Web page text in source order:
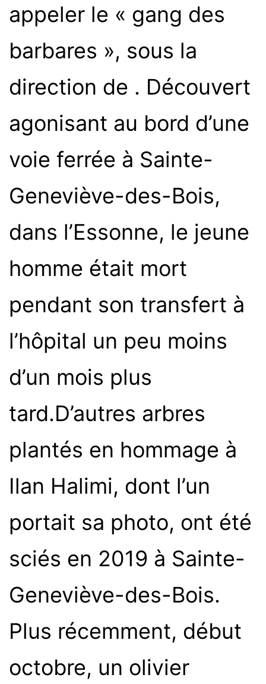
appeler le « gang des
barbares », sous la
direction de . Découvert
agonisant au bord d’une
voie ferrée à Sainte-
Geneviève-des-Bois,
dans l’Essonne, le jeune
homme était mort
pendant son transfert à
l’hôpital un peu moins
d’un mois plus
tard.D’autres arbres
plantés en hommage à
Ilan Halimi, dont l’un
portait sa photo, ont été
sciés en 2019 à Sainte-
Geneviève-des-Bois.
Plus récemment, début
octobre, un olivier